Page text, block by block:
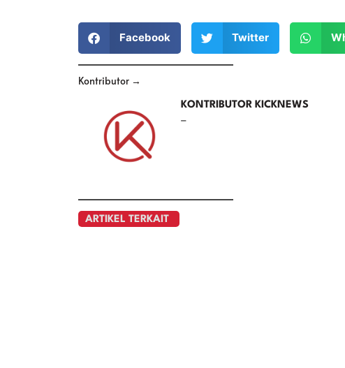
Facebook Twitter
Kontributor →
KONTRIBUTOR KICKNEWS
–
ARTIKEL TERKAIT